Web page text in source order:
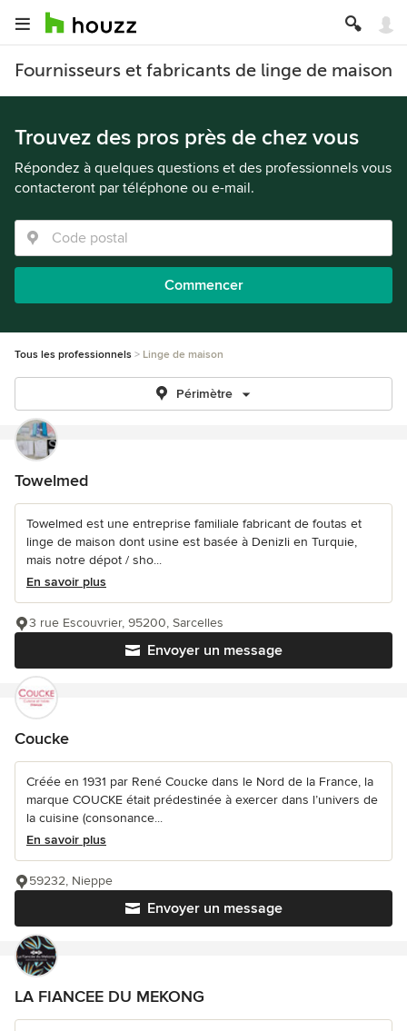
Fournisseurs et fabricants de linge de maison
Trouvez des pros près de chez vous
Répondez à quelques questions et des professionnels vous
contacteront par téléphone ou e-mail.
Commencer
Tous les professionnels Linge de maison
Périmètre
Towelmed
Towelmed est une entreprise familiale fabricant de foutas et
linge de maison dont usine est basée à Denizli en Turquie,
mais notre dépot / sho...
En savoir plus
Envoyer un message
3 rue Escouvrier, 95200, Sarcelles
Coucke
Créée en 1931 par René Coucke dans le Nord de la France, la
marque COUCKE était prédestinée à exercer dans l’univers de
la cuisine (consonance...
En savoir plus
Envoyer un message
59232, Nieppe
LA FIANCEE DU MEKONG